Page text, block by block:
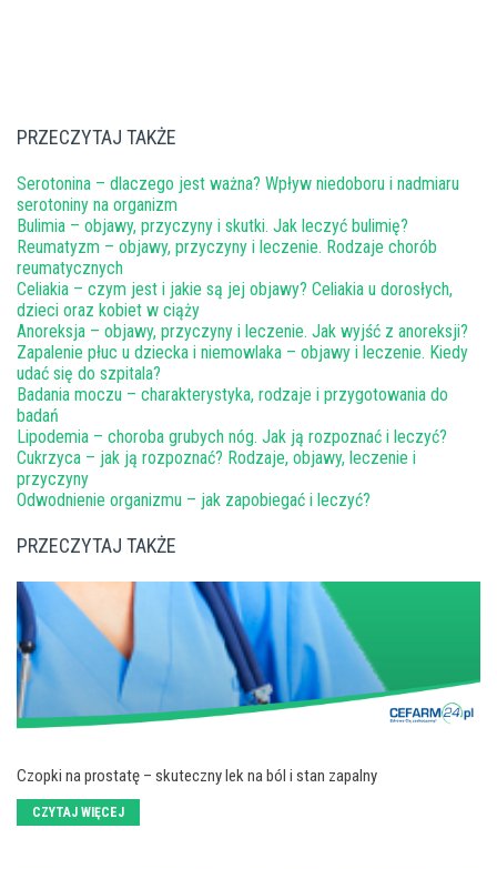
PRZECZYTAJ TAKŻE
Serotonina – dlaczego jest ważna? Wpływ niedoboru i nadmiaru
serotoniny na organizm
Bulimia – objawy, przyczyny i skutki. Jak leczyć bulimię?
Reumatyzm – objawy, przyczyny i leczenie. Rodzaje chorób
reumatycznych
Celiakia – czym jest i jakie są jej objawy? Celiakia u dorosłych,
dzieci oraz kobiet w ciąży
Anoreksja – objawy, przyczyny i leczenie. Jak wyjść z anoreksji?
Zapalenie płuc u dziecka i niemowlaka – objawy i leczenie. Kiedy
udać się do szpitala?
Badania moczu – charakterystyka, rodzaje i przygotowania do
badań
Lipodemia – choroba grubych nóg. Jak ją rozpoznać i leczyć?
Cukrzyca – jak ją rozpoznać? Rodzaje, objawy, leczenie i
przyczyny
Odwodnienie organizmu – jak zapobiegać i leczyć?
PRZECZYTAJ TAKŻE
Czopki na prostatę – skuteczny lek na ból i stan zapalny
CZYTAJ WIĘCEJ